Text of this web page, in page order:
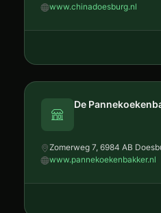
www.chinadoesburg.nl
De
Zomerweg 7, 6984 AB
www.pannekoekenbakker.nl